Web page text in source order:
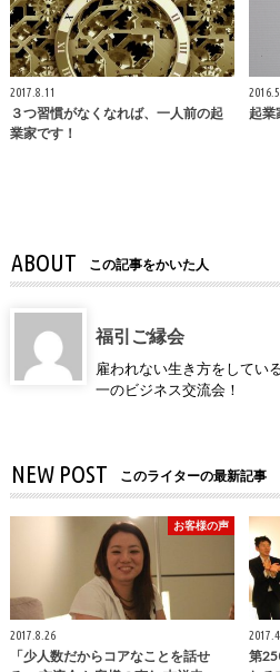
2017.8.11
３つ習慣がなくなれば、一人前の起
業家です！
起業
ABOUT この記事をかいた人
福引ご縁会
雇われない生き方をしてい
一のビジネス交流会！
NEW POST このライターの最新記事
お客様の声
2017.8.26
「少人数だからコアなことを話せ
第